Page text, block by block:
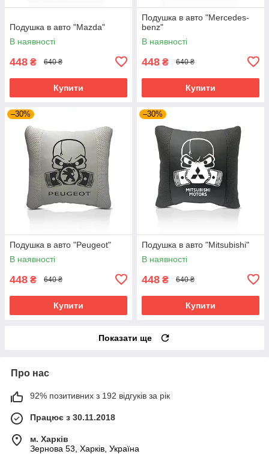
Подушка в авто "Mazda"
В наявності
448 ₴ 640 ₴
Купити
Подушка в авто "Mercedes-
benz"
В наявності
448 ₴ 640 ₴
Купити
–30%
Подушка в авто "Peugeot"
В наявності
448 ₴ 640 ₴
Купити
–30%
Подушка в авто "Mitsubishi"
В наявності
448 ₴ 640 ₴
Купити
Показати ще
Про нас
92% позитивних з 192 відгуків за рік
Працює з 30.11.2018
м. Харків
Зернова 53, Харків, Україна